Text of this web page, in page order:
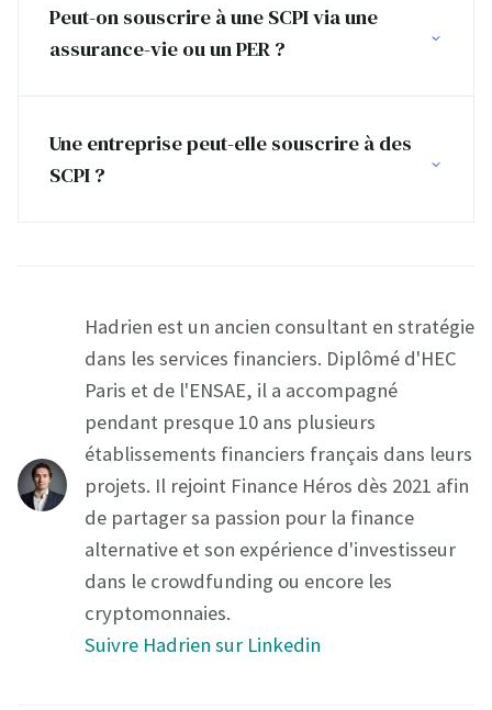
Peut-on souscrire à une SCPI via une
assurance-vie ou un PER ?
Une entreprise peut-elle souscrire à des
SCPI ?
Hadrien est un ancien consultant en stratégie
dans les services financiers. Diplômé d'HEC
Paris et de l'ENSAE, il a accompagné
pendant presque 10 ans plusieurs
établissements financiers français dans leurs
projets. Il rejoint Finance Héros dès 2021 afin
de partager sa passion pour la finance
alternative et son expérience d'investisseur
dans le crowdfunding ou encore les
cryptomonnaies.
Suivre Hadrien sur Linkedin